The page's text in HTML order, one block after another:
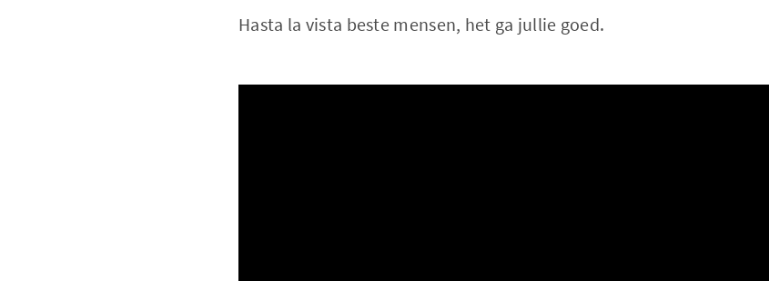
Hasta la vista beste mensen, het ga jullie goed.